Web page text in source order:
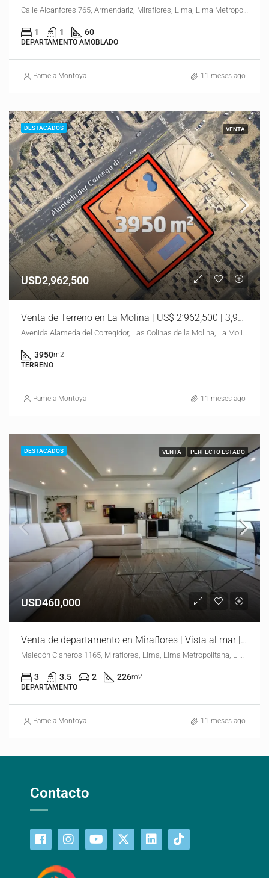
Calle Alcanfores 765, Armendariz, Miraflores, Lima, Lima Metropolitana, Lima, 15074, Perú
1 1 60
DEPARTAMENTO AMOBLADO
Pamela Montoya 11 meses ago
DESTACADOS VENTA
USD2,962,500
Venta de Terreno en La Molina | US$ 2’962,500 | 3,950 m²
3950m2
TERRENO
Pamela Montoya 11 meses ago
DESTACADOS VENTA PERFECTO ESTADO
USD460,000
Venta de departamento en Miraflores | Vista al mar | USD460,000.00
Malecón Cisneros 1165, Miraflores, Lima, Lima Metropolitana, Lima, 15074, Perú
3 3.5 2 226m2
DEPARTAMENTO
Pamela Montoya 11 meses ago
Contacto